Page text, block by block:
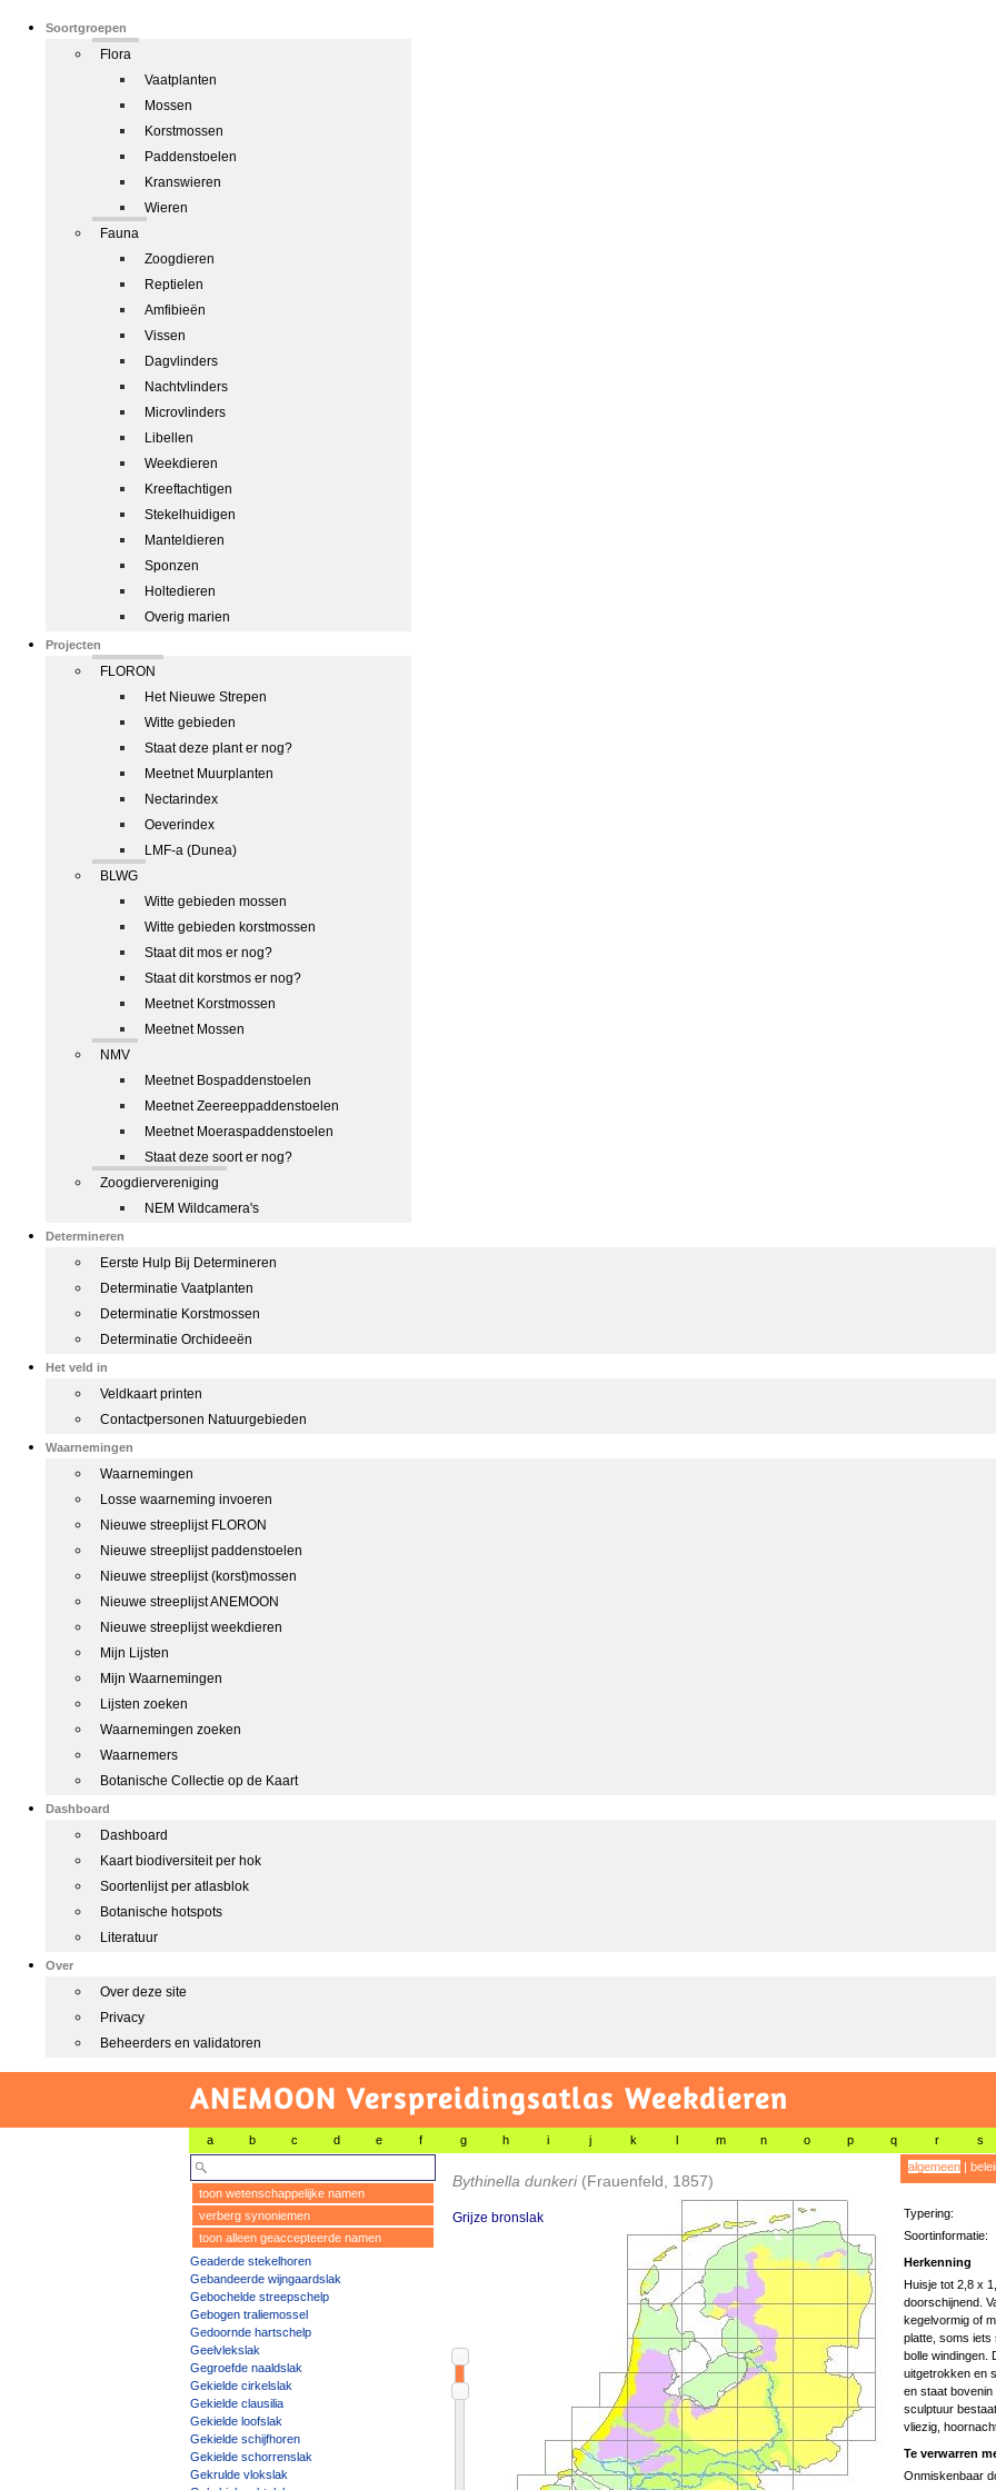
Soortgroepen
Flora
Vaatplanten
Mossen
Korstmossen
Paddenstoelen
Kranswieren
Wieren
Fauna
Zoogdieren
Reptielen
Amfibieën
Vissen
Dagvlinders
Nachtvlinders
Microvlinders
Libellen
Weekdieren
Kreeftachtigen
Stekelhuidigen
Manteldieren
Sponzen
Holtedieren
Overig marien
Projecten
FLORON
Het Nieuwe Strepen
Witte gebieden
Staat deze plant er nog?
Meetnet Muurplanten
Nectarindex
Oeverindex
LMF-a (Dunea)
BLWG
Witte gebieden mossen
Witte gebieden korstmossen
Staat dit mos er nog?
Staat dit korstmos er nog?
Meetnet Korstmossen
Meetnet Mossen
NMV
Meetnet Bospaddenstoelen
Meetnet Zeereeppaddenstoelen
Meetnet Moeraspaddenstoelen
Staat deze soort er nog?
Zoogdiervereniging
NEM Wildcamera's
Determineren
Eerste Hulp Bij Determineren
Determinatie Vaatplanten
Determinatie Korstmossen
Determinatie Orchideeën
Het veld in
Veldkaart printen
Contactpersonen Natuurgebieden
Waarnemingen
Waarnemingen
Losse waarneming invoeren
Nieuwe streeplijst FLORON
Nieuwe streeplijst paddenstoelen
Nieuwe streeplijst (korst)mossen
Nieuwe streeplijst ANEMOON
Nieuwe streeplijst weekdieren
Mijn Lijsten
Mijn Waarnemingen
Lijsten zoeken
Waarnemingen zoeken
Waarnemers
Botanische Collectie op de Kaart
Dashboard
Dashboard
Kaart biodiversiteit per hok
Soortenlijst per atlasblok
Botanische hotspots
Literatuur
Over
Over deze site
Privacy
Beheerders en validatoren
ANEMOON Verspreidingsatlas Weekdieren
a b c d e f g h i j k l m n o p q r s
toon wetenschappelijke namen
verberg synoniemen
toon alleen geaccepteerde namen
Geaderde stekelhoren
Gebandeerde wijngaardslak
Gebochelde streepschelp
Gebogen traliemossel
Gedoornde hartschelp
Geelvlekslak
Gegroefde naaldslak
Gekielde cirkelslak
Gekielde clausilia
Gekielde loofslak
Gekielde schijfhoren
Gekielde schorrenslak
Gekrulde vlokslak
Bythinella dunkeri (Frauenfeld, 1857)
Grijze bronslak
algemeen|
Typering:
Soortinformatie:
Herkenning
Huisje tot 2,8 x
doorschijnend.
kegelvormig of
platte, soms iets
bolle windingen.
uitgetrokken en
en staat
sculptuur
vliezig,
Te verwarren
Onmiskenbaar